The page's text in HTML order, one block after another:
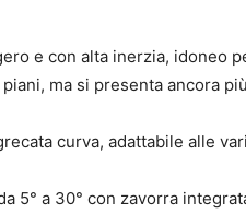
e con alta inerzia, idoneo
ma si presenta ancora
curva, adattabile alle
5° a 30° con zavorra